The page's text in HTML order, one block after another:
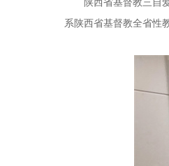
陕西省基督教三自
系陕西省基督教全省性